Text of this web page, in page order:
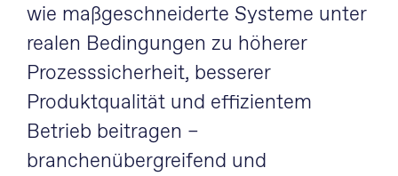
wie maßgeschneiderte Systeme unter
realen Bedingungen zu höherer
Prozesssicherheit, besserer
Produktqualität und effizientem
Betrieb beitragen –
branchenübergreifend und